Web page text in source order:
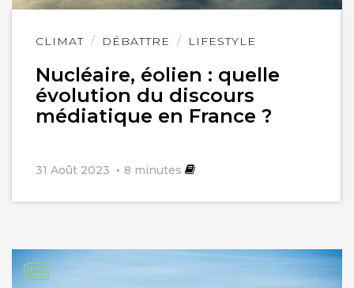
CLIMAT DÉBATTRE LIFESTYLE
Nucléaire, éolien : quelle
évolution du discours
médiatique en France ?
31 Août 2023 8 minutes
Lire